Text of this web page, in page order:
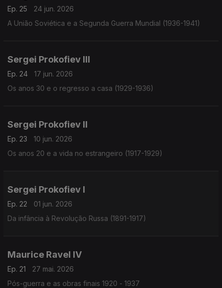
Ep. 25
24 jun. 2026
A União Soviética e a Segunda Guerra Mundial (1936-1941)
Sergei Prokofiev III
Ep. 24
17 jun. 2026
Os anos 30 e o regresso a casa (1929-1936)
Sergei Prokofiev II
Ep. 23
10 jun. 2026
Os anos 20 e a vida no estrangeiro (1917-1929)
Sergei Prokofiev I
Ep. 22
01 jun. 2026
Da infância à Revolução Russa (1891-1917)
Maurice Ravel IV
Ep. 21
27 mai. 2026
Pós-guerra e as obras finais 1920 - 1937